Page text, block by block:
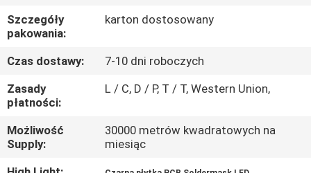
KONTROLA
JAKOŚCI
SKONTAKTUJ
SIĘ
Z
Szczegóły
pakowania:
karton dostosowany
Czas dostawy:
7-10 dni roboczych
Zasady
płatności:
L / C, D / P, T / T, Western Union,
Możliwość
Supply:
30000 metrów kwadratowych na
miesiąc